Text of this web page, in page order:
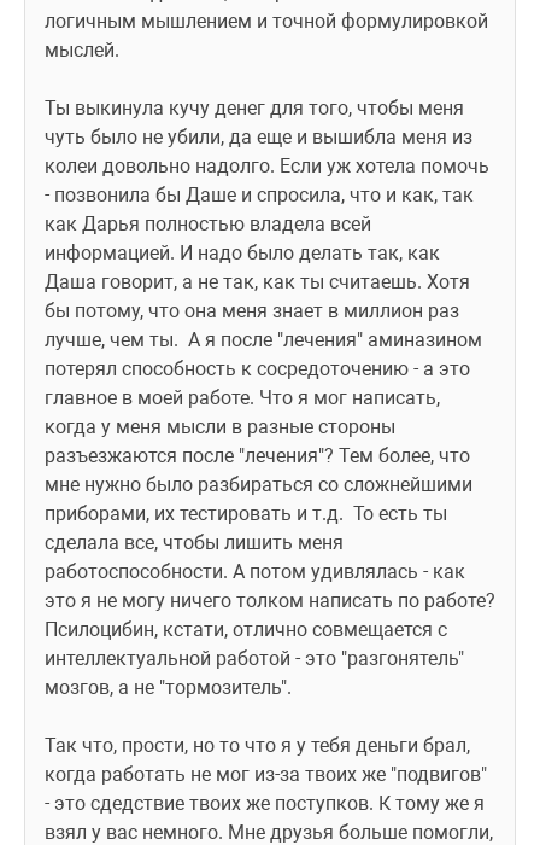
логичным мышлением и точной формулировкой
мыслей.
Ты выкинула кучу денег для того, чтобы меня
чуть было не убили, да еще и вышибла меня из
колеи довольно надолго. Если уж хотела помочь
- позвонила бы Даше и спросила, что и как, так
как Дарья полностью владела всей
информацией. И надо было делать так, как
Даша говорит, а не так, как ты считаешь. Хотя
бы потому, что она меня знает в миллион раз
лучше, чем ты.  А я после "лечения" аминазином
потерял способность к сосредоточению - а это
главное в моей работе. Что я мог написать,
когда у меня мысли в разные стороны
разъезжаются после "лечения"? Тем более, что
мне нужно было разбираться со сложнейшими
приборами, их тестировать и т.д.  То есть ты
сделала все, чтобы лишить меня
работоспособности. А потом удивлялась - как
это я не могу ничего толком написать по работе?
Псилоцибин, кстати, отлично совмещается с
интеллектуальной работой - это "разгонятель"
мозгов, а не "тормозитель".
Так что, прости, но то что я у тебя деньги брал,
когда работать не мог из-за твоих же "подвигов"
- это сдедствие твоих же поступков. К тому же я
взял у вас немного. Мне друзья больше помогли,